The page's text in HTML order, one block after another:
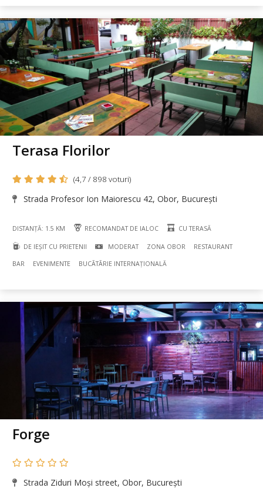
Terasa Florilor
(4,7 / 898 voturi)
Strada Profesor Ion Maiorescu 42, Obor, București
DISTANȚĂ: 1.5 KM RECOMANDAT DE IALOC CU TERASĂ
DE IEȘIT CU PRIETENII MODERAT ZONA OBOR RESTAURANT
BAR EVENIMENTE BUCÃTÃRIE INTERNAȚIONALĂ
Forge
Strada Ziduri Moși street, Obor, București